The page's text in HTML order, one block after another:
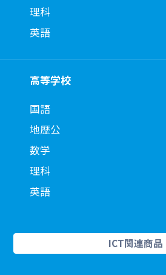
理科
英語
高等学校
国語
地歴公
数学
理科
英語
ICT関連商品